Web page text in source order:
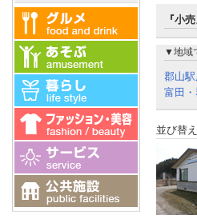
『小
▼地域
郡山
富田
並び替え